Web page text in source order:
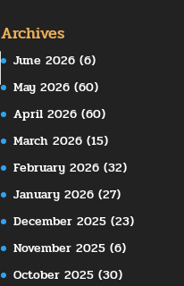
Archives
June 2026 (6)
May 2026 (60)
April 2026 (60)
March 2026 (15)
February 2026 (32)
January 2026 (27)
December 2025 (23)
November 2025 (6)
October 2025 (30)